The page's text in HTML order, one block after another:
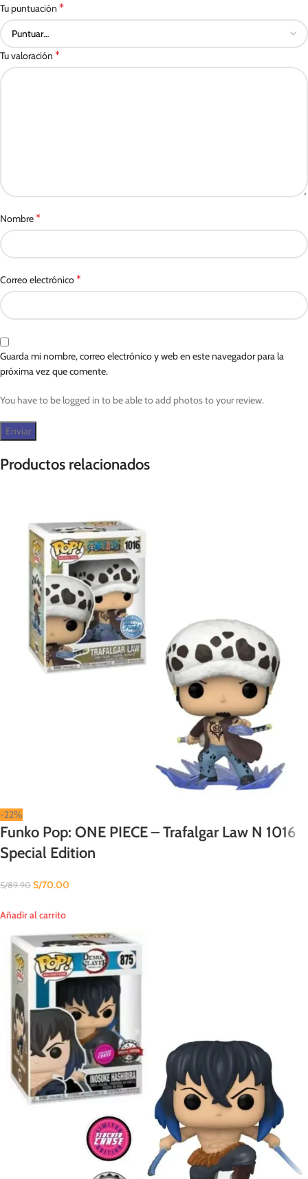
Tu puntuación *
Tu valoración *
Nombre*
Correo electrónico*
Guarda mi nombre, correo electrónico y web en este navegador para la
próxima vez que comente.
You have to be logged in to be able to add photos to your review.
Productos relacionados
-22%
Funko Pop: ONE PIECE – Trafalgar Law N 1016
Special Edition
S/89.90 S/70.00
Añadir al carrito